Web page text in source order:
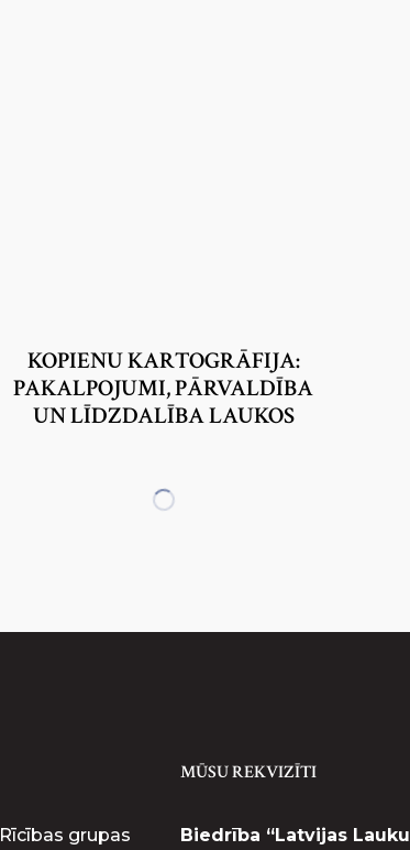
KOPIENU KARTOGRĀFIJA:
PAKALPOJUMI, PĀRVALDĪBA
UN LĪDZDALĪBA LAUKOS
Rīcības grupas
MŪSU REKVIZĪTI
Biedrība “Latvijas Lauku